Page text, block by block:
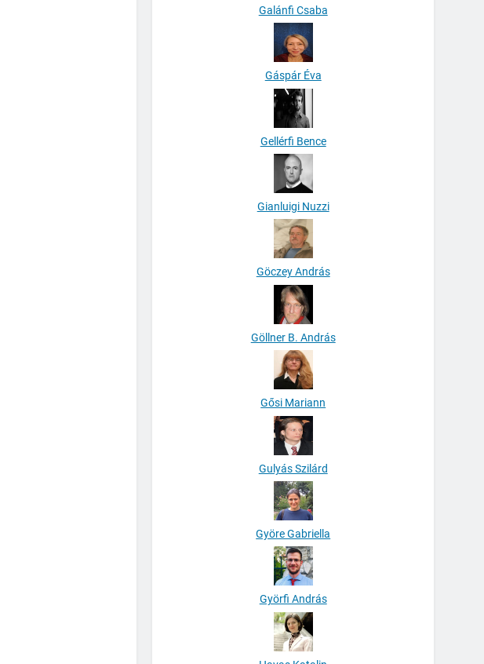
Galánfi Csaba
Gáspár Éva
Gellérfi Bence
Gianluigi Nuzzi
Göczey András
Göllner B. András
Gősi Mariann
Gulyás Szilárd
Györe Gabriella
Györfi András